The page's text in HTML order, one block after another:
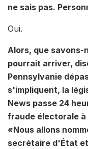
ne sais pas.
Oui.
Alors, que savons-
pourrait arriver,
Pennsylvanie
s'impliquent, la
News passe 24
fraude électorale à
«Nous allons
secrétaire d'État